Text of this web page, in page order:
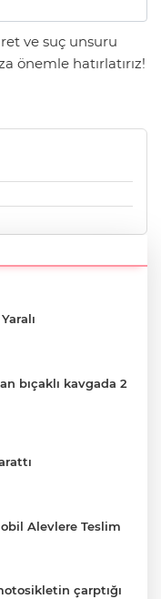
ve suç unsuru
önemle hatırlatırız!
bıçaklı kavgada 2
Alevlere Teslim
çarptığı